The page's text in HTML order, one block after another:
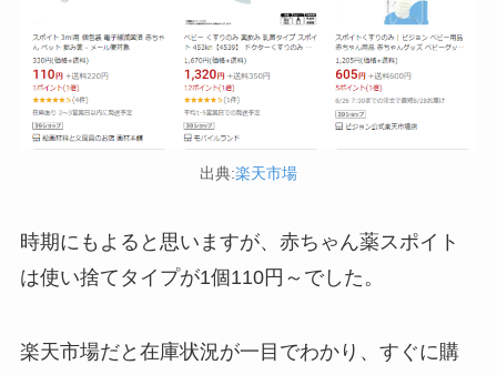
ガツンと杏仁豆腐はどこに売ってる？販売終了で
再販はある？
LANケーブルはどこで買える？ドンキや100均に売
出典:楽天市場
時期にもよると思いますが、赤ちゃん薬スポイト
は使い捨てタイプが1個110円～でした。
楽天市場だと在庫状況が一目でわかり、すぐに購